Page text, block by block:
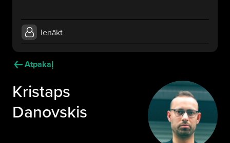
Ienākt
Atpakaļ
Kristaps
Danovskis